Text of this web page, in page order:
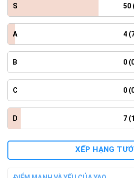
S 50
A 4
B 0
C 0
D 7
XẾP HẠNG